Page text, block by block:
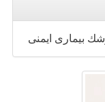
بیماری ایمنی